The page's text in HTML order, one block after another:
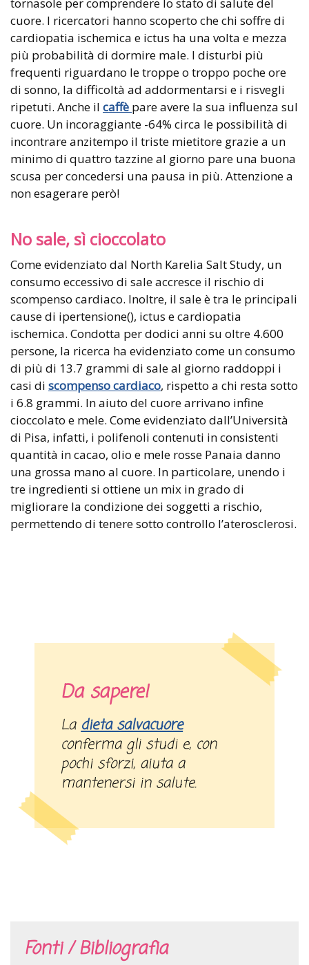
tornasole per comprendere lo stato di salute del
cuore. I ricercatori hanno scoperto che chi soffre di
cardiopatia ischemica e ictus ha una volta e mezza
più probabilità di dormire male. I disturbi più
frequenti riguardano le troppe o troppo poche ore
di sonno, la difficoltà ad addormentarsi e i risvegli
ripetuti. Anche il caffè pare avere la sua influenza sul
cuore. Un incoraggiante -64% circa le possibilità di
incontrare anzitempo il triste mietitore grazie a un
minimo di quattro tazzine al giorno pare una buona
scusa per concedersi una pausa in più. Attenzione a
non esagerare però!
No sale, sì cioccolato
Come evidenziato dal North Karelia Salt Study, un
consumo eccessivo di sale accresce il rischio di
scompenso cardiaco. Inoltre, il sale è tra le principali
cause di ipertensione(), ictus e cardiopatia
ischemica. Condotta per dodici anni su oltre 4.600
persone, la ricerca ha evidenziato come un consumo
di più di 13.7 grammi di sale al giorno raddoppi i
casi di scompenso cardiaco, rispetto a chi resta sotto
i 6.8 grammi. In aiuto del cuore arrivano infine
cioccolato e mele. Come evidenziato dall’Università
di Pisa, infatti, i polifenoli contenuti in consistenti
quantità in cacao, olio e mele rosse Panaia danno
una grossa mano al cuore. In particolare, unendo i
tre ingredienti si ottiene un mix in grado di
migliorare la condizione dei soggetti a rischio,
permettendo di tenere sotto controllo l’aterosclerosi.
Da sapere!
Ladieta salvacuore
conferma gli studi e, con
pochi sforzi, aiuta a
mantenersi in salute.
Fonti / Bibliografia